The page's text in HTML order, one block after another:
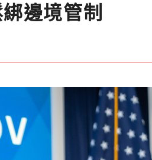
邊境管制